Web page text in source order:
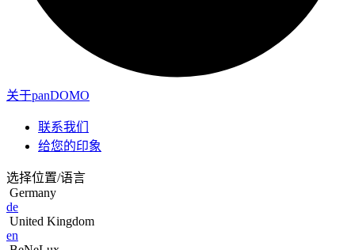
关于panDOMO
联系我们
给您的印象
选择位置/语言
Germany
de
United Kingdom
en